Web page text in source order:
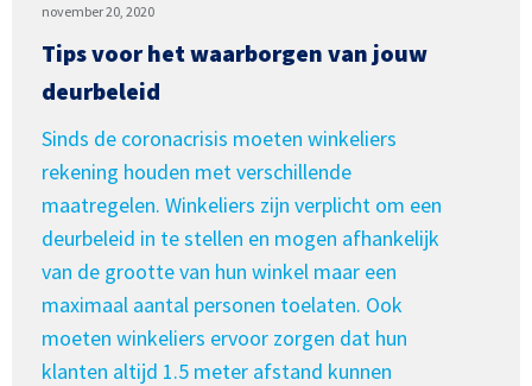
november 20, 2020
Tips voor het waarborgen van jouw
deurbeleid
Sinds de coronacrisis moeten winkeliers
rekening houden met verschillende
maatregelen. Winkeliers zijn verplicht om een
deurbeleid in te stellen en mogen afhankelijk
van de grootte van hun winkel maar een
maximaal aantal personen toelaten. Ook
moeten winkeliers ervoor zorgen dat hun
klanten altijd 1.5 meter afstand kunnen